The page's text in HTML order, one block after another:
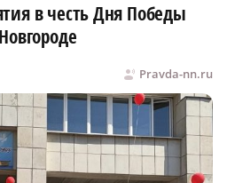
в честь Дня Победы
Pravda-nn.ru